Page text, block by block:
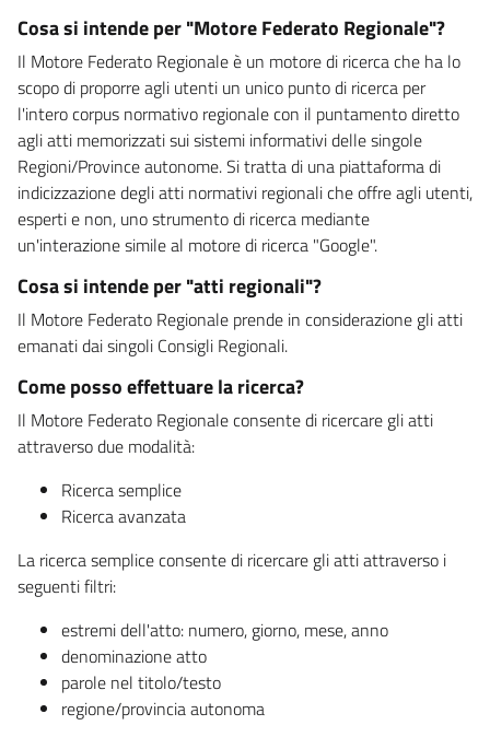
Cosa si intende per "Motore Federato Regionale"?
Il Motore Federato Regionale è un motore di ricerca che ha lo
scopo di proporre agli utenti un unico punto di ricerca per
l'intero corpus normativo regionale con il puntamento diretto
agli atti memorizzati sui sistemi informativi delle singole
Regioni/Province autonome. Si tratta di una piattaforma di
indicizzazione degli atti normativi regionali che offre agli utenti,
esperti e non, uno strumento di ricerca mediante
un'interazione simile al motore di ricerca "Google".
Cosa si intende per "atti regionali"?
Il Motore Federato Regionale prende in considerazione gli atti
emanati dai singoli Consigli Regionali.
Come posso effettuare la ricerca?
Il Motore Federato Regionale consente di ricercare gli atti
attraverso due modalità:
Ricerca semplice
Ricerca avanzata
La ricerca semplice consente di ricercare gli atti attraverso i
seguenti filtri:
estremi dell'atto: numero, giorno, mese, anno
denominazione atto
parole nel titolo/testo
regione/provincia autonoma